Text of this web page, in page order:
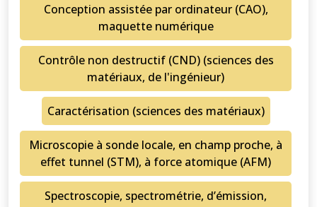
Conception assistée par ordinateur (CAO),
maquette numérique
Contrôle non destructif (CND) (sciences des
matériaux, de l'ingénieur)
Caractérisation (sciences des matériaux)
Microscopie à sonde locale, en champ proche, à
effet tunnel (STM), à force atomique (AFM)
Spectroscopie, spectrométrie, d’émission,